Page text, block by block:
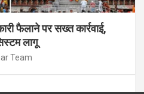
फैलाने पर सख्त कार्रवाई,
लागू
Team